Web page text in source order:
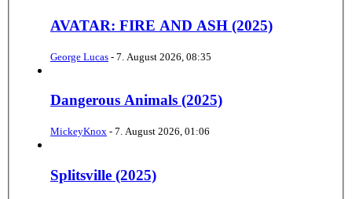
AVATAR: FIRE AND ASH (2025)
George Lucas - 7. August 2026, 08:35
Dangerous Animals (2025)
MickeyKnox - 7. August 2026, 01:06
Splitsville (2025)